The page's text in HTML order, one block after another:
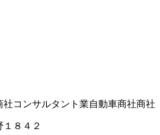
社コンサルタント業自動車商社商社
８４２